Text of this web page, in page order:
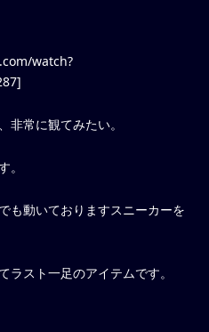
watch?
非常に観てみたい。
。
も動いておりますスニーカーを
スト一足のアイテムです。